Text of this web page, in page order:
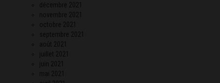
décembre 2021
novembre 2021
octobre 2021
septembre 2021
août 2021
juillet 2021
juin 2021
mai 2021